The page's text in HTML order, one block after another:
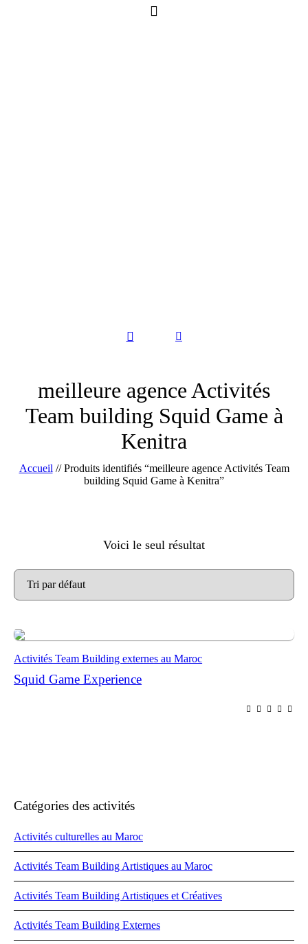
meilleure agence Activités
Team building Squid Game à
Kenitra
Accueil //Produits identifiés “meilleure agence Activités Team
building Squid Game à Kenitra”
Voici le seul résultat
Activités Team Building externes au Maroc
Squid Game Experience
Catégories des activités
Activités culturelles au Maroc
Activités Team Building Artistiques au Maroc
Activités Team Building Artistiques et Créatives
Activités Team Building Externes